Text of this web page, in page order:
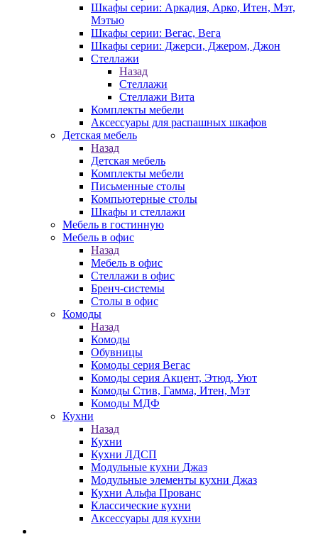
Шкафы серии: Аркадия, Арко, Итен, Мэт,
Мэтью
Шкафы серии: Вегас, Вега
Шкафы серии: Джерси, Джером, Джон
Стеллажи
Назад
Стеллажи
Стеллажи Вита
Комплекты мебели
Аксессуары для распашных шкафов
Детская мебель
Назад
Детская мебель
Комплекты мебели
Письменные столы
Компьютерные столы
Шкафы и стеллажи
Мебель в гостинную
Мебель в офис
Назад
Мебель в офис
Стеллажи в офис
Бренч-системы
Столы в офис
Комоды
Назад
Комоды
Обувницы
Комоды серия Вегас
Комоды серия Акцент, Этюд, Уют
Комоды Стив, Гамма, Итен, Мэт
Комоды МДФ
Кухни
Назад
Кухни
Кухни ЛДСП
Модульные кухни Джаз
Модульные элементы кухни Джаз
Кухни Альфа Прованс
Классические кухни
Аксессуары для кухни